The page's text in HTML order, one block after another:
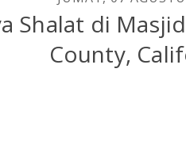
Shalat di
County,